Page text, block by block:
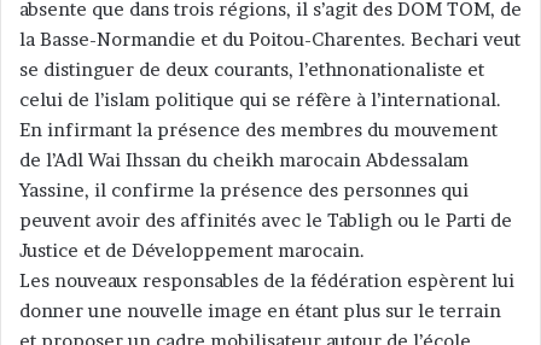
absente que dans trois régions, il s’agit des DOM TOM, de
la Basse-Normandie et du Poitou-Charentes. Bechari veut
se distinguer de deux courants, l’ethnonationaliste et
celui de l’islam politique qui se réfère à l’international.
En infirmant la présence des membres du mouvement
de l’Adl Wai Ihssan du cheikh marocain Abdessalam
Yassine, il confirme la présence des personnes qui
peuvent avoir des affinités avec le Tabligh ou le Parti de
Justice et de Développement marocain.
Les nouveaux responsables de la fédération espèrent lui
donner une nouvelle image en étant plus sur le terrain